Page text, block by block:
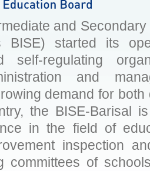
and
BISE) started its
self-regulating
and
demand for
the BISE-Barisal
in the field of
inspection
committees of